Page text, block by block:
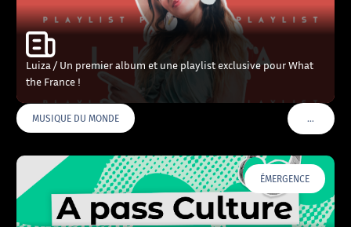
Luiza / Un premier album et une playlist exclusive pour What
the France !
MUSIQUE DU MONDE …VOIR
ÉMERGENCE